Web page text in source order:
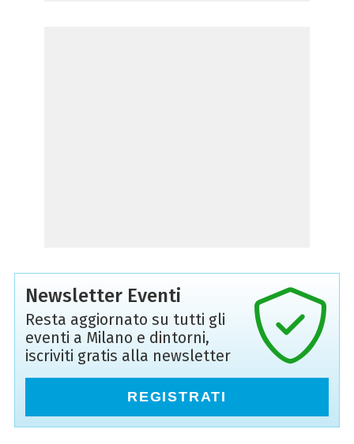
Newsletter Eventi
Resta aggiornato su tutti gli
eventi a Milano e dintorni,
iscriviti gratis alla newsletter
REGISTRATI